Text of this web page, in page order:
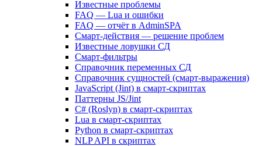
Известные проблемы
FAQ — Lua и ошибки
FAQ — отчёт в AdminSPA
Смарт-действия — решение проблем
Известные ловушки СД
Смарт-фильтры
Справочник переменных СД
Справочник сущностей (смарт-выражения)
JavaScript (Jint) в смарт-скриптах
Паттерны JS/Jint
C# (Roslyn) в смарт-скриптах
Lua в смарт-скриптах
Python в смарт-скриптах
NLP API в скриптах